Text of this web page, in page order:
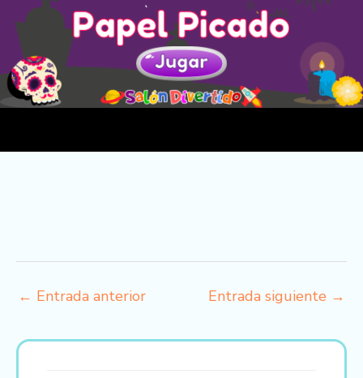
← Entrada anterior Entrada siguiente →